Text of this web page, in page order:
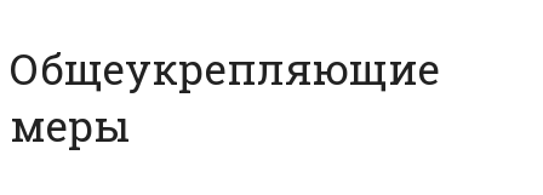
Общеукрепляющие
меры